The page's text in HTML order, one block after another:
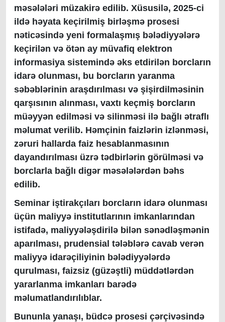
məsələləri müzakirə edilib. Xüsusilə, 2025-ci
ildə həyata keçirilmiş birləşmə prosesi
nəticəsində yeni formalaşmış bələdiyyələrə
keçirilən və ötən ay müvafiq elektron
informasiya sistemində əks etdirilən borcların
idarə olunması, bu borcların yaranma
səbəblərinin araşdırılması və şişirdilməsinin
qarşısının alınması, vaxtı keçmiş borcların
müəyyən edilməsi və silinməsi ilə bağlı ətraflı
məlumat verilib. Həmçinin faizlərin izlənməsi,
zəruri hallarda faiz hesablanmasının
dayandırılması üzrə tədbirlərin görülməsi və
borclarla bağlı digər məsələlərdən bəhs
edilib.
Seminar iştirakçıları borcların idarə olunması
üçün maliyyə institutlarının imkanlarından
istifadə, maliyyələşdirilə bilən sənədləşmənin
aparılması, prudensial tələblərə cavab verən
maliyyə idarəçiliyinin bələdiyyələrdə
qurulması, faizsiz (güzəştli) müddətlərdən
yararlanma imkanları barədə
məlumatlandırılıblar.
Bununla yanaşı, büdcə prosesi çərçivəsində